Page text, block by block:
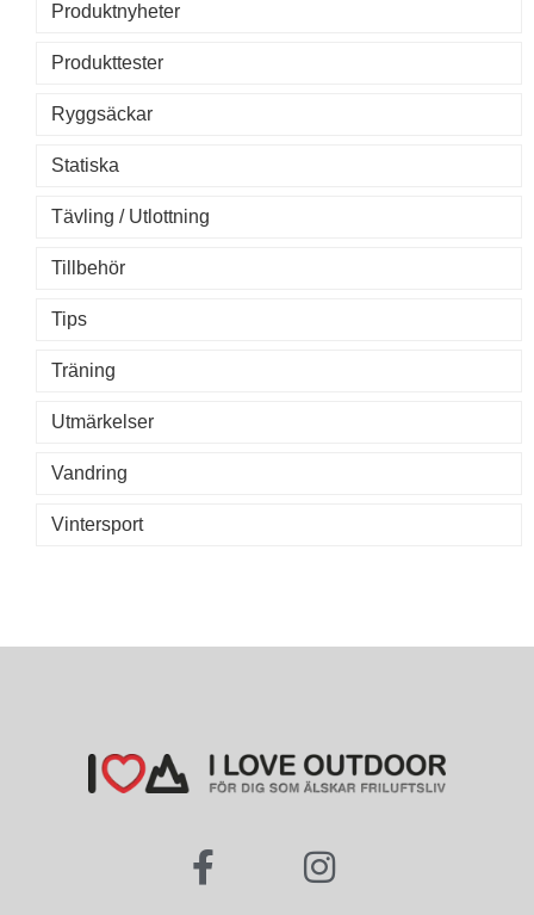
Produktnyheter
Produkttester
Ryggsäckar
Statiska
Tävling / Utlottning
Tillbehör
Tips
Träning
Utmärkelser
Vandring
Vintersport